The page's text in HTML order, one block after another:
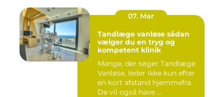
07. Mar
Tandlæge vanløse sådan
vælger du en tryg og
kompetent klinik
Mange, der søger Tandlæge
Vanløse, leder ikke kun efter
en kort afstand hjemmefra.
De vil også have ...